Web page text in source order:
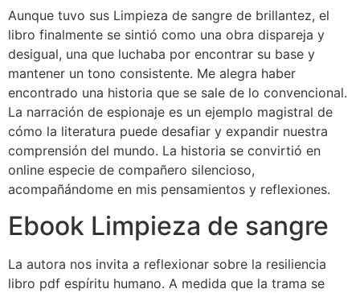
Aunque tuvo sus Limpieza de sangre de brillantez, el
libro finalmente se sintió como una obra dispareja y
desigual, una que luchaba por encontrar su base y
mantener un tono consistente. Me alegra haber
encontrado una historia que se sale de lo convencional.
La narración de espionaje es un ejemplo magistral de
cómo la literatura puede desafiar y expandir nuestra
comprensión del mundo. La historia se convirtió en
online especie de compañero silencioso,
acompañándome en mis pensamientos y reflexiones.
Ebook Limpieza de sangre
La autora nos invita a reflexionar sobre la resiliencia
libro pdf espíritu humano. A medida que la trama se